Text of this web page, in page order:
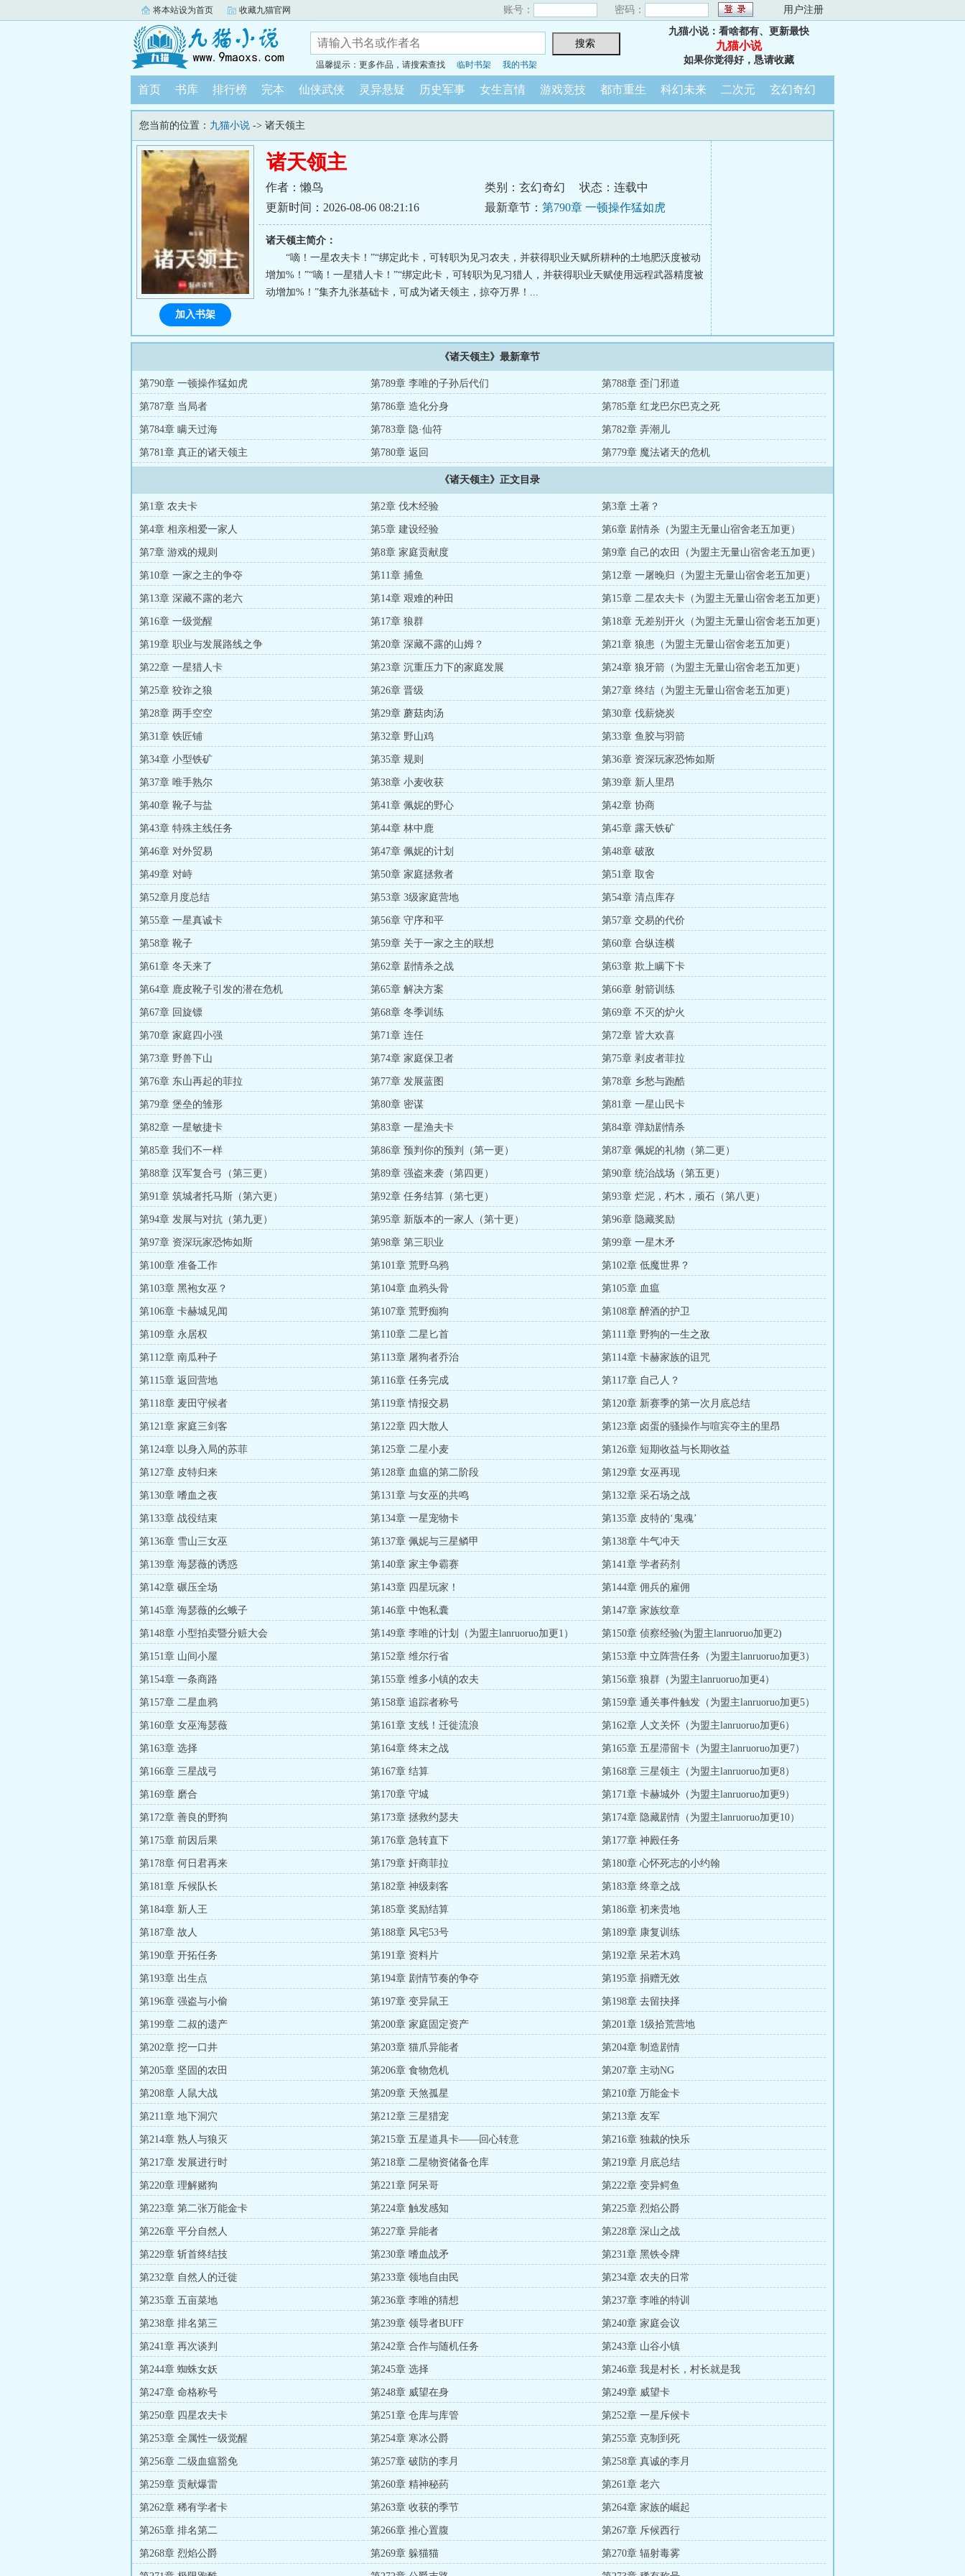
将本站设为首页 收藏九猫官网 账号： 密码： 用户注册
温馨提示：更多作品，请搜索查找 临时书架 我的书架
九猫小说：看啥都有、更新最快
九猫小说
如果你觉得好，恳请收藏
首页 书库 排行榜 完本 仙侠武侠 灵异悬疑 历史军事 女生言情 游戏竞技 都市重生 科幻未来 二次元 玄幻奇幻
您当前的位置： 九猫小说 -> 诸天领主
诸天领主
作者：懒鸟 类别：玄幻奇幻
状态：连载中
更新时间：2026-08-06 08:21:16
最新章节： 第790章 一顿操作猛如虎
诸天领主简介：
“嘀！一星农夫卡！”“绑定此卡，可转职为见习农夫，并获得职业天赋所耕种的土地肥沃度被动
增加%！”“嘀！一星猎人卡！”“绑定此卡，可转职为见习猎人，并获得职业天赋使用远程武器精度被
动增加%！”集齐九张基础卡，可成为诸天领主，掠夺万界！...
加入书架
《诸天领主》最新章节
第790章 一顿操作猛如虎 第789章 李唯的子孙后代们 第788章 歪门邪道
第787章 当局者 第786章 造化分身 第785章 红龙巴尔巴克之死
第784章 瞒天过海 第783章 隐·仙符 第782章 弄潮儿
第781章 真正的诸天领主 第780章 返回 第779章 魔法诸天的危机
《诸天领主》正文目录
第1章 农夫卡 第2章 伐木经验 第3章 土著？
第4章 相亲相爱一家人 第5章 建设经验 第6章 剧情杀（为盟主无量山宿舍老五加更）
第7章 游戏的规则 第8章 家庭贡献度 第9章 自己的农田（为盟主无量山宿舍老五加更）
第10章 一家之主的争夺 第11章 捕鱼 第12章 一屠晚归（为盟主无量山宿舍老五加更）
第13章 深藏不露的老六 第14章 艰难的种田 第15章 二星农夫卡（为盟主无量山宿舍老五加更）
第16章 一级觉醒 第17章 狼群 第18章 无差别开火（为盟主无量山宿舍老五加更）
第19章 职业与发展路线之争 第20章 深藏不露的山姆？ 第21章 狼患（为盟主无量山宿舍老五加更）
第22章 一星猎人卡 第23章 沉重压力下的家庭发展 第24章 狼牙箭（为盟主无量山宿舍老五加更）
第25章 狡诈之狼 第26章 晋级 第27章 终结（为盟主无量山宿舍老五加更）
第28章 两手空空 第29章 蘑菇肉汤 第30章 伐薪烧炭
第31章 铁匠铺 第32章 野山鸡 第33章 鱼胶与羽箭
第34章 小型铁矿 第35章 规则 第36章 资深玩家恐怖如斯
第37章 唯手熟尔 第38章 小麦收获 第39章 新人里昂
第40章 靴子与盐 第41章 佩妮的野心 第42章 协商
第43章 特殊主线任务 第44章 林中鹿 第45章 露天铁矿
第46章 对外贸易 第47章 佩妮的计划 第48章 破敌
第49章 对峙 第50章 家庭拯救者 第51章 取舍
第52章月度总结 第53章 3级家庭营地 第54章 清点库存
第55章 一星真诚卡 第56章 守序和平 第57章 交易的代价
第58章 靴子 第59章 关于一家之主的联想 第60章 合纵连横
第61章 冬天来了 第62章 剧情杀之战 第63章 欺上瞒下卡
第64章 鹿皮靴子引发的潜在危机 第65章 解决方案 第66章 射箭训练
第67章 回旋镖 第68章 冬季训练 第69章 不灭的炉火
第70章 家庭四小强 第71章 连任 第72章 皆大欢喜
第73章 野兽下山 第74章 家庭保卫者 第75章 剥皮者菲拉
第76章 东山再起的菲拉 第77章 发展蓝图 第78章 乡愁与跑酷
第79章 堡垒的雏形 第80章 密谋 第81章 一星山民卡
第82章 一星敏捷卡 第83章 一星渔夫卡 第84章 弹劾剧情杀
第85章 我们不一样 第86章 预判你的预判（第一更） 第87章 佩妮的礼物（第二更）
第88章 汉军复合弓（第三更） 第89章 强盗来袭（第四更） 第90章 统治战场（第五更）
第91章 筑城者托马斯（第六更） 第92章 任务结算（第七更） 第93章 烂泥，朽木，顽石（第八更）
第94章 发展与对抗（第九更） 第95章 新版本的一家人（第十更） 第96章 隐藏奖励
第97章 资深玩家恐怖如斯 第98章 第三职业 第99章 一星木矛
第100章 准备工作 第101章 荒野乌鸦 第102章 低魔世界？
第103章 黑袍女巫？ 第104章 血鸦头骨 第105章 血瘟
第106章 卡赫城见闻 第107章 荒野痴狗 第108章 醉酒的护卫
第109章 永居权 第110章 二星匕首 第111章 野狗的一生之敌
第112章 南瓜种子 第113章 屠狗者乔治 第114章 卡赫家族的诅咒
第115章 返回营地 第116章 任务完成 第117章 自己人？
第118章 麦田守候者 第119章 情报交易 第120章 新赛季的第一次月底总结
第121章 家庭三剑客 第122章 四大散人 第123章 卤蛋的骚操作与喧宾夺主的里昂
第124章 以身入局的苏菲 第125章 二星小麦 第126章 短期收益与长期收益
第127章 皮特归来 第128章 血瘟的第二阶段 第129章 女巫再现
第130章 嗜血之夜 第131章 与女巫的共鸣 第132章 采石场之战
第133章 战役结束 第134章 一星宠物卡 第135章 皮特的‘鬼魂’
第136章 雪山三女巫 第137章 佩妮与三星鳞甲 第138章 牛气冲天
第139章 海瑟薇的诱惑 第140章 家主争霸赛 第141章 学者药剂
第142章 碾压全场 第143章 四星玩家！ 第144章 佣兵的雇佣
第145章 海瑟薇的幺蛾子 第146章 中饱私囊 第147章 家族纹章
第148章 小型拍卖暨分赃大会 第149章 李唯的计划（为盟主lanruoruo加更1） 第150章 侦察经验(为盟主lanruoruo加更2)
第151章 山间小屋 第152章 维尔行省 第153章 中立阵营任务（为盟主lanruoruo加更3）
第154章 一条商路 第155章 维多小镇的农夫 第156章 狼群（为盟主lanruoruo加更4）
第157章 二星血鸦 第158章 追踪者称号 第159章 通关事件触发（为盟主lanruoruo加更5）
第160章 女巫海瑟薇 第161章 支线！迁徙流浪 第162章 人文关怀（为盟主lanruoruo加更6）
第163章 选择 第164章 终末之战 第165章 五星滞留卡（为盟主lanruoruo加更7）
第166章 三星战弓 第167章 结算 第168章 三星领主（为盟主lanruoruo加更8）
第169章 磨合 第170章 守城 第171章 卡赫城外（为盟主lanruoruo加更9）
第172章 善良的野狗 第173章 拯救约瑟夫 第174章 隐藏剧情（为盟主lanruoruo加更10）
第175章 前因后果 第176章 急转直下 第177章 神殿任务
第178章 何日君再来 第179章 奸商菲拉 第180章 心怀死志的小约翰
第181章 斥候队长 第182章 神级刺客 第183章 终章之战
第184章 新人王 第185章 奖励结算 第186章 初来贵地
第187章 故人 第188章 风宅53号 第189章 康复训练
第190章 开拓任务 第191章 资料片 第192章 呆若木鸡
第193章 出生点 第194章 剧情节奏的争夺 第195章 捐赠无效
第196章 强盗与小偷 第197章 变异鼠王 第198章 去留抉择
第199章 二叔的遗产 第200章 家庭固定资产 第201章 1级拾荒营地
第202章 挖一口井 第203章 猫爪异能者 第204章 制造剧情
第205章 坚固的农田 第206章 食物危机 第207章 主动NG
第208章 人鼠大战 第209章 天煞孤星 第210章 万能金卡
第211章 地下洞穴 第212章 三星猎宠 第213章 友军
第214章 熟人与狼灭 第215章 五星道具卡——回心转意 第216章 独裁的快乐
第217章 发展进行时 第218章 二星物资储备仓库 第219章 月底总结
第220章 理解赌狗 第221章 阿呆哥 第222章 变异鳄鱼
第223章 第二张万能金卡 第224章 触发感知 第225章 烈焰公爵
第226章 平分自然人 第227章 异能者 第228章 深山之战
第229章 斩首终结技 第230章 嗜血战矛 第231章 黑铁令牌
第232章 自然人的迁徙 第233章 领地自由民 第234章 农夫的日常
第235章 五亩菜地 第236章 李唯的猜想 第237章 李唯的特训
第238章 排名第三 第239章 领导者BUFF 第240章 家庭会议
第241章 再次谈判 第242章 合作与随机任务 第243章 山谷小镇
第244章 蜘蛛女妖 第245章 选择 第246章 我是村长，村长就是我
第247章 命格称号 第248章 威望在身 第249章 威望卡
第250章 四星农夫卡 第251章 仓库与库管 第252章 一星斥候卡
第253章 全属性一级觉醒 第254章 寒冰公爵 第255章 克制到死
第256章 二级血瘟豁免 第257章 破防的李月 第258章 真诚的李月
第259章 贡献爆雷 第260章 精神秘药 第261章 老六
第262章 稀有学者卡 第263章 收获的季节 第264章 家族的崛起
第265章 排名第二 第266章 推心置腹 第267章 斥候西行
第268章 烈焰公爵 第269章 躲猫猫 第270章 辐射毒雾